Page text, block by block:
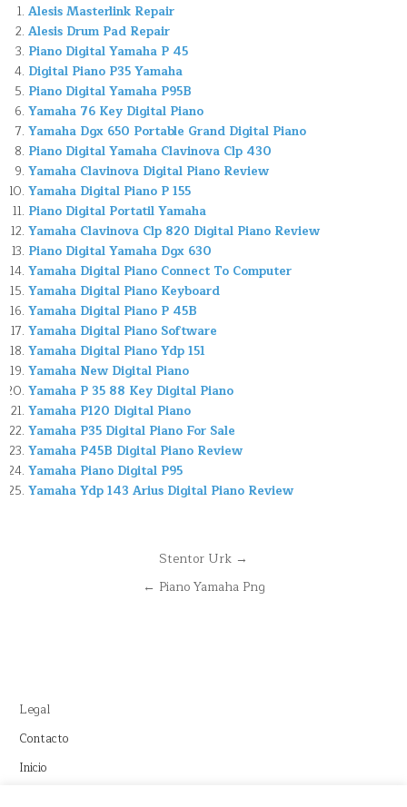
Alesis Masterlink Repair
Alesis Drum Pad Repair
Piano Digital Yamaha P 45
Digital Piano P35 Yamaha
Piano Digital Yamaha P95B
Yamaha 76 Key Digital Piano
Yamaha Dgx 650 Portable Grand Digital Piano
Piano Digital Yamaha Clavinova Clp 430
Yamaha Clavinova Digital Piano Review
Yamaha Digital Piano P 155
Piano Digital Portatil Yamaha
Yamaha Clavinova Clp 820 Digital Piano Review
Piano Digital Yamaha Dgx 630
Yamaha Digital Piano Connect To Computer
Yamaha Digital Piano Keyboard
Yamaha Digital Piano P 45B
Yamaha Digital Piano Software
Yamaha Digital Piano Ydp 151
Yamaha New Digital Piano
Yamaha P 35 88 Key Digital Piano
Yamaha P120 Digital Piano
Yamaha P35 Digital Piano For Sale
Yamaha P45B Digital Piano Review
Yamaha Piano Digital P95
Yamaha Ydp 143 Arius Digital Piano Review
Stentor Urk →
← Piano Yamaha Png
Legal
Contacto
Inicio